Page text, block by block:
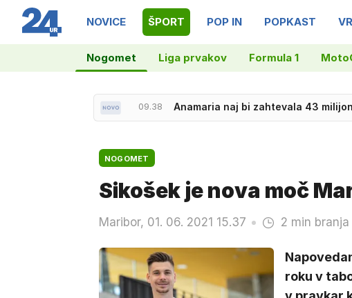
NOVICE ŠPORT POP IN POPKAST
Nogomet Liga prvakov Formula 1
09.38 Anamaria naj bi zahtevala 43
NOGOMET
Sikošek je nova moč
Maribor, 01. 06. 2021 15.37 2 min branja
roku v